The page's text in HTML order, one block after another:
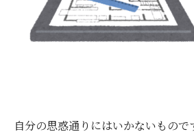
自分の思惑通りにはいかないもので